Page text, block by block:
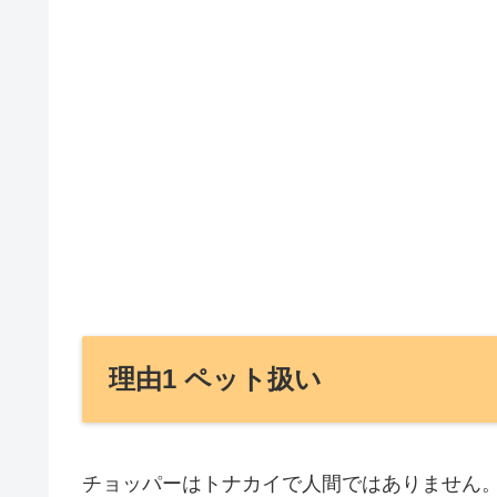
理由1 ペット扱い
チョッパーはトナカイで人間ではありません